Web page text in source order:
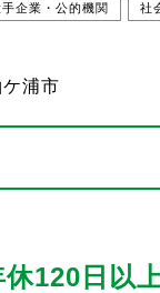
手企業・公的機関 社
浦市
120日以